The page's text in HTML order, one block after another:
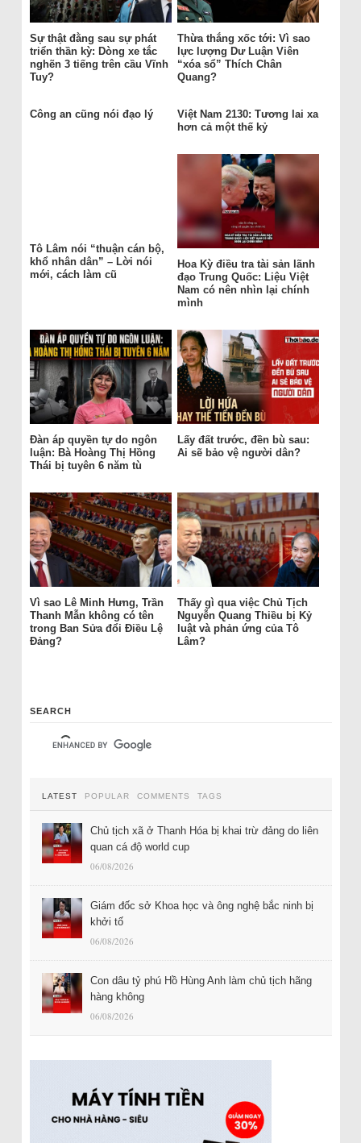
Sự thật đằng sau sự phát
triển thần kỳ: Dòng xe tắc
nghẽn 3 tiếng trên cầu Vĩnh
Tuy?
Thừa thắng xốc tới: Vì sao
lực lượng Dư Luận Viên
“xóa sổ” Thích Chân
Quang?
Công an cũng nói đạo lý
Việt Nam 2130: Tương lai xa
hơn cả một thế kỷ
Tô Lâm nói “thuận cán bộ,
khổ nhân dân” – Lời nói
mới, cách làm cũ
Hoa Kỳ điều tra tài sản lãnh
đạo Trung Quốc: Liệu Việt
Nam có nên nhìn lại chính
mình
Đàn áp quyền tự do ngôn
luận: Bà Hoàng Thị Hồng
Thái bị tuyên 6 năm tù
Lấy đất trước, đền bù sau:
Ai sẽ bảo vệ người dân?
Vì sao Lê Minh Hưng, Trần
Thanh Mẫn không có tên
trong Ban Sửa đổi Điều Lệ
Đảng?
Thấy gì qua việc Chủ Tịch
Nguyễn Quang Thiều bị Kỷ
luật và phản ứng của Tô
Lâm?
SEARCH
LATEST POPULAR COMMENTS TAGS
Chủ tịch xã ở Thanh Hóa bị khai trừ đảng do liên
quan cá độ world cup
06/08/2026
Giám đốc sở Khoa học và ông nghệ bắc ninh bị
khởi tố
06/08/2026
Con dâu tỷ phú Hồ Hùng Anh làm chủ tịch hãng
hàng không
06/08/2026